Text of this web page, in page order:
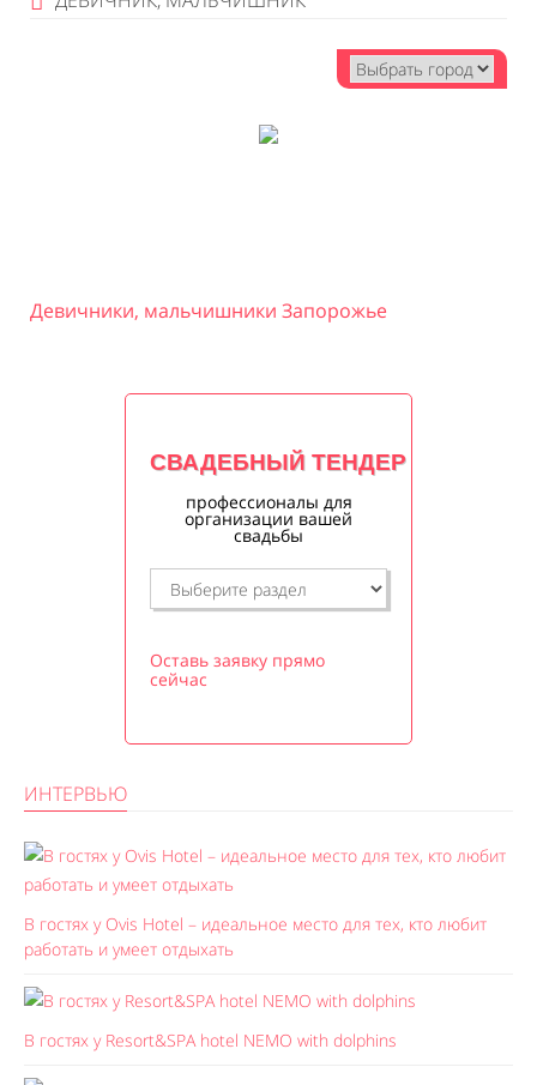
Девичники, мальчишники Запорожье
СВАДЕБНЫЙ ТЕНДЕР
профессионалы для
организации вашей
свадьбы
Оставь заявку прямо
сейчас
ИНТЕРВЬЮ
В гостях у Ovis Hotel – идеальное место для тех, кто любит
работать и умеет отдыхать
В гостях у Resort&SPA hotel NEMO with dolphins